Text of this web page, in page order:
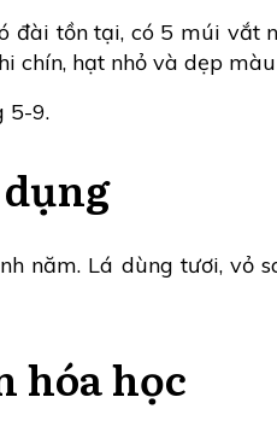
đài tồn tại, có 5 múi vắt
chín, hạt nhỏ và dẹp
5-9.
năm. Lá dùng tươi, vỏ
hóa học